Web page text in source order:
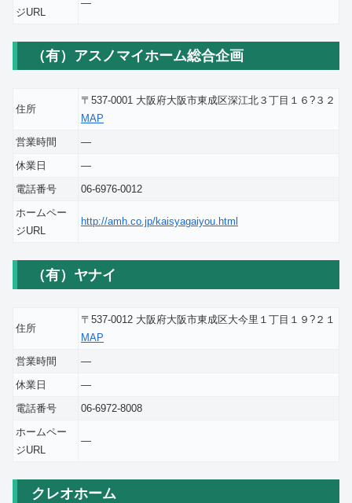
ジURL
―
（有）アスノマイホーム総合企画
住所
〒537-0001 大阪府大阪市東成区深江北３丁目１６?３２
MAP
営業時間
―
休業日
―
電話番号
06-6976-0012
ホームペー
ジURL
http://amh.co.jp/kaisyagaiyou.html
（有）ヤナイ
住所
〒537-0012 大阪府大阪市東成区大今里１丁目１９?２１
MAP
営業時間
―
休業日
―
電話番号
06-6972-8008
ホームペー
ジURL
―
クレオホーム